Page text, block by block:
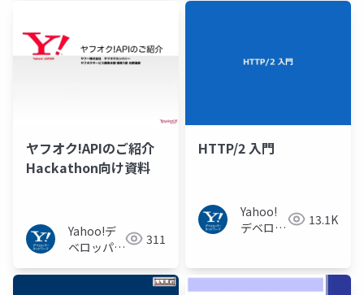
ヤフオク!APIのご紹介
Hackathon向け資料
Yahoo!デ
ベロッパー
ク
311
HTTP/2 入門
Yahoo!
デベロッ
13.1K